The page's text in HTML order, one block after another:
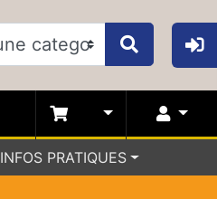
INFOS PRATIQUES